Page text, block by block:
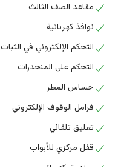
مقاعد الصف الثالث
نوافذ كهربائية
التحكم الإلكتروني في الثبات
التحكم على المنحدرات
حساس المطر
فرامل الوقوف الإلكتروني
تعليق تلقائي
قفل مركزي للأبواب